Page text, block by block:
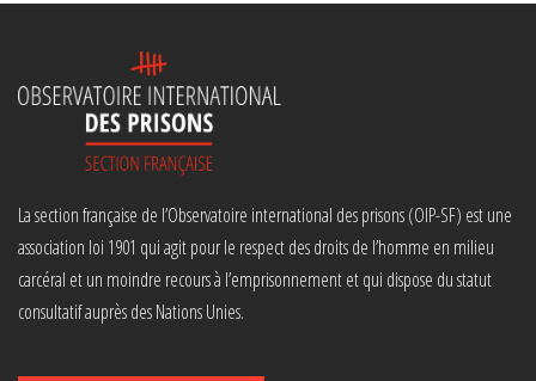
La section française de l’Observatoire international des prisons (OIP-SF) est une
association loi 1901 qui agit pour le respect des droits de l’homme en milieu
carcéral et un moindre recours à l’emprisonnement et qui dispose du statut
consultatif auprès des Nations Unies.